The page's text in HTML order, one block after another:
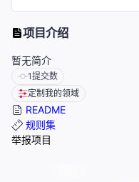
项目介绍
暂无简介
1提交数
定制我的领域
README
规则集
举报项目